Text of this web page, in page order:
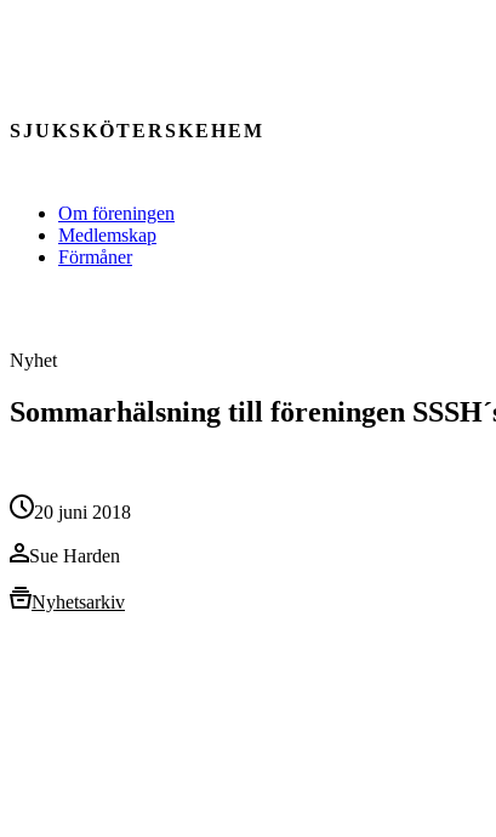
SJUKSKÖTERSKEHEM
Om föreningen
Medlemskap
Förmåner
Nyhet
Sommarhälsning till föreningen
20 juni 2018
Sue Harden
Nyhetsarkiv